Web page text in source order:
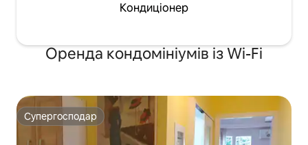
Кондиціонер
Оренда кондомініумів із Wi-Fi
Супергосподар
Супергосподар